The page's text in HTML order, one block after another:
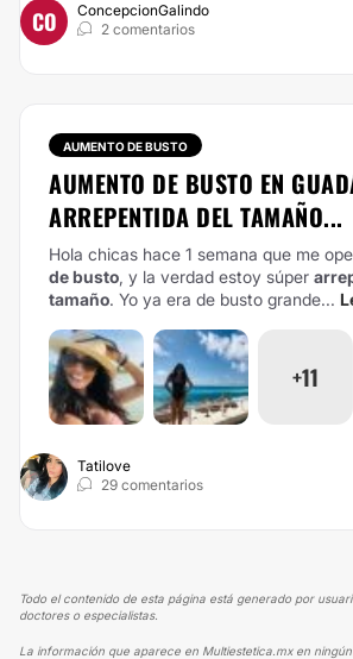
CO
ConcepcionGalindo
2 comentarios
AUMENTO DE BUSTO
AUMENTO DE BUSTO EN
ARREPENTIDA DEL TAMAÑO...
Hola chicas hace 1 semana que me
de busto , y la verdad estoy súper
tamaño. Yo ya era de busto grande...
+11
Tatilove
29 comentarios
Todo el contenido de esta página está generado por
doctores o especialistas.
La información que aparece en Multiestetica.mx en